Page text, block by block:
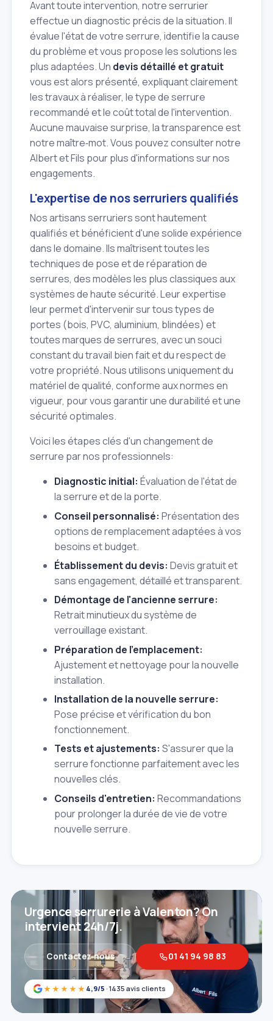
Avant toute intervention, notre serrurier
effectue un diagnostic précis de la situation. Il
évalue l'état de votre serrure, identifie la cause
du problème et vous propose les solutions les
plus adaptées. Un devis détaillé et gratuit
vous est alors présenté, expliquant clairement
les travaux à réaliser, le type de serrure
recommandé et le coût total de l'intervention.
Aucune mauvaise surprise, la transparence est
notre maître‑mot. Vous pouvez consulter notre
Albert et Fils pour plus d'informations sur nos
engagements.
L'expertise de nos serruriers qualifiés
Nos artisans serruriers sont hautement
qualifiés et bénéficient d'une solide expérience
dans le domaine. Ils maîtrisent toutes les
techniques de pose et de réparation de
serrures, des modèles les plus classiques aux
systèmes de haute sécurité. Leur expertise
leur permet d'intervenir sur tous types de
portes (bois, PVC, aluminium, blindées) et
toutes marques de serrures, avec un souci
constant du travail bien fait et du respect de
votre propriété. Nous utilisons uniquement du
matériel de qualité, conforme aux normes en
vigueur, pour vous garantir une durabilité et une
sécurité optimales.
Voici les étapes clés d'un changement de
serrure par nos professionnels:
Diagnostic initial: Évaluation de l'état de
la serrure et de la porte.
Conseil personnalisé: Présentation des
options de remplacement adaptées à vos
besoins et budget.
Établissement du devis: Devis gratuit et
sans engagement, détaillé et transparent.
Démontage de l'ancienne serrure:
Retrait minutieux du système de
verrouillage existant.
Préparation de l'emplacement:
Ajustement et nettoyage pour la nouvelle
installation.
Installation de la nouvelle serrure:
Pose précise et vérification du bon
fonctionnement.
Tests et ajustements: S'assurer que la
serrure fonctionne parfaitement avec les
nouvelles clés.
Conseils d'entretien: Recommandations
pour prolonger la durée de vie de votre
nouvelle serrure.
★★★★★ 4,9/5 · 1435 avis clients
Urgence serrurerie à Valenton? On
intervient 24h/7j.
Contactez‑nous 01 41 94 98 83